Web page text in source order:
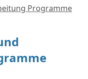
Programme